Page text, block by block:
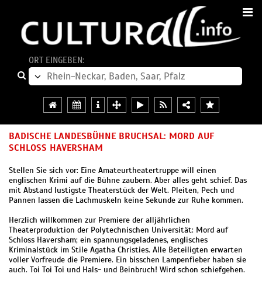
ORT EINGEBEN:
BADISCHE LANDESBÜHNE BRUCHSAL: MORD AUF
SCHLOSS HAVERSHAM
Stellen Sie sich vor: Eine Amateurtheatertruppe will einen
englischen Krimi auf die Bühne zaubern. Aber alles geht schief. Das
mit Abstand lustigste Theaterstück der Welt. Pleiten, Pech und
Pannen lassen die Lachmuskeln keine Sekunde zur Ruhe kommen.
Herzlich willkommen zur Premiere der alljährlichen
Theaterproduktion der Polytechnischen Universität: Mord auf
Schloss Haversham; ein spannungsgeladenes, englisches
Kriminalstück im Stile Agatha Christies. Alle Beteiligten erwarten
voller Vorfreude die Premiere. Ein bisschen Lampenfieber haben sie
auch. Toi Toi Toi und Hals- und Beinbruch! Wird schon schiefgehen.